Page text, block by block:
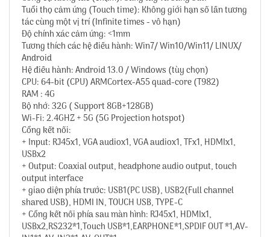
Tuổi thọ cảm ứng (Touch time): Không giới hạn số lần tương
tác cùng một vị trí (Infinite times - vô hạn)
Độ chính xác cảm ứng: <1mm
Tương thích các hệ điều hành: Win7/ Win10/Win11/ LINUX/
Android
Hệ điều hành: Android 13.0 / Windows (tùy chọn)
CPU: 64-bit (CPU) ARMCortex-A55 quad-core (T982)
RAM : 4G
Bộ nhớ: 32G ( Support 8GB+128GB)
Wi-Fi: 2.4GHZ + 5G (5G Projection hotspot)
Cổng kết nối:
+ Input: RJ45x1, VGA audiox1, VGA audiox1, TFx1, HDMIx1,
USBx2
+ Output: Coaxial output, headphone audio output, touch
output interface
+ giao diện phía trước: USB1(PC USB), USB2(Full channel
shared USB), HDMI IN, TOUCH USB, TYPE-C
+ Cổng kết nối phía sau màn hình: RJ45x1, HDMIx1,
USBx2,RS232*1,Touch USB*1,EARPHONE*1,SPDIF OUT *1,AV-